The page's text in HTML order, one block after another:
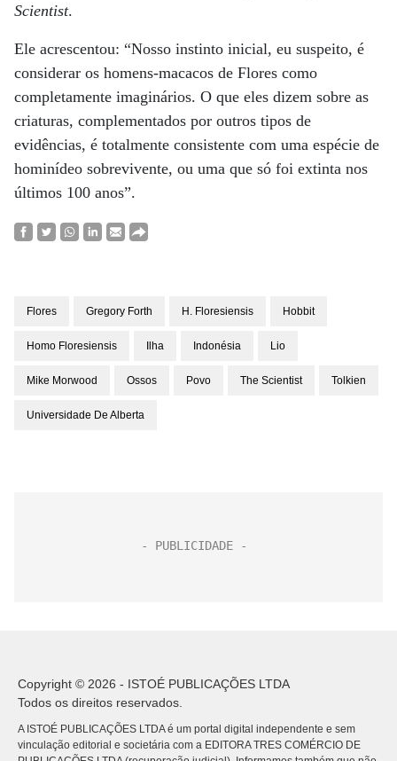
Scientist.
Ele acrescentou: “Nosso instinto inicial, eu suspeito, é
considerar os homens-macacos de Flores como
completamente imaginários. O que eles dizem sobre as
criaturas, complementados por outros tipos de
evidências, é totalmente consistente com uma espécie de
hominídeo sobrevivente, ou uma que só foi extinta nos
últimos 100 anos”.
Flores Gregory Forth H. Floresiensis Hobbit
Homo Floresiensis Ilha Indonésia Lio
Mike Morwood Ossos Povo The Scientist Tolkien
Universidade De Alberta
Copyright © 2026 - ISTOÉ PUBLICAÇÕES LTDA
Todos os direitos reservados.
A ISTOÉ PUBLICAÇÕES LTDA é um portal digital independente e sem
vinculação editorial e societária com a EDITORA TRES COMÉRCIO DE